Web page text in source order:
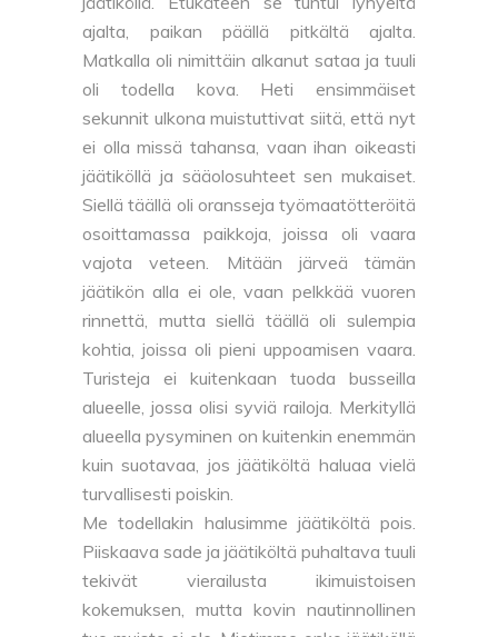
ajalta, paikan päällä pitkältä ajalta.
Matkalla oli nimittäin alkanut sataa ja tuuli
oli todella kova. Heti ensimmäiset
sekunnit ulkona muistuttivat siitä, että nyt
ei olla missä tahansa, vaan ihan oikeasti
jäätiköllä ja sääolosuhteet sen mukaiset.
Siellä täällä oli oransseja työmaatötteröitä
osoittamassa paikkoja, joissa oli vaara
vajota veteen. Mitään järveä tämän
jäätikön alla ei ole, vaan pelkkää vuoren
rinnettä, mutta siellä täällä oli sulempia
kohtia, joissa oli pieni uppoamisen vaara.
Turisteja ei kuitenkaan tuoda busseilla
alueelle, jossa olisi syviä railoja. Merkityllä
alueella pysyminen on kuitenkin enemmän
kuin suotavaa, jos jäätiköltä haluaa vielä
turvallisesti poiskin.
Me todellakin halusimme jäätiköltä pois.
Piiskaava sade ja jäätiköltä puhaltava tuuli
tekivät vierailusta ikimuistoisen
kokemuksen, mutta kovin nautinnollinen